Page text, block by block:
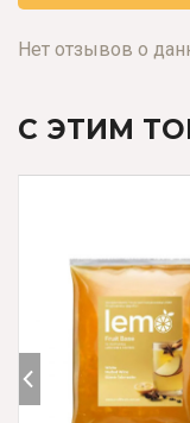
Нет отзывов о
С ЭТИМ